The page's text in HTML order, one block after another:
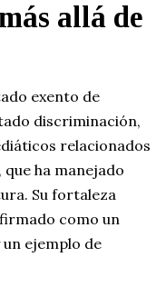
allá de
exento de
discriminación,
relacionados
ha manejado
Su fortaleza
como un
ejemplo de